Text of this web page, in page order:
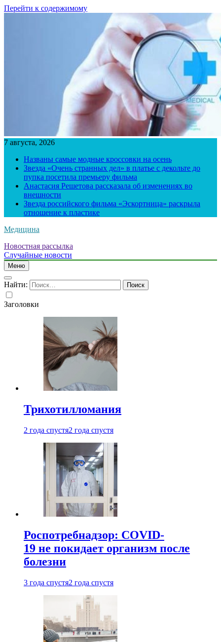
Перейти к содержимому
7 августа, 2026
Названы самые модные кроссовки на осень
Звезда «Очень странных дел» в платье с декольте до
пупка посетила премьеру фильма
Анастасия Решетова рассказала об изменениях во
внешности
Звезда российского фильма «Эскортница» раскрыла
отношение к пластике
Медицина
Новостная рассылка
Случайные новости
Меню
Найти:
Заголовки
Трихотилломания
2 года спустя2 года спустя
Роспотребнадзор: COVID-
19 не покидает организм после
болезни
3 года спустя2 года спустя